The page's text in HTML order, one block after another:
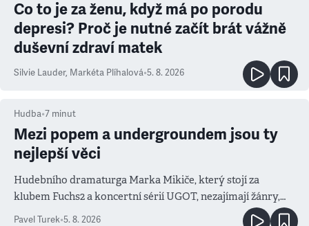
Co to je za ženu, když má po porodu
depresi? Proč je nutné začít brát vážně
duševní zdraví matek
Silvie Lauder, Markéta Plíhalová•5. 8. 2026
Hudba•7 minut
Mezi popem a undergroundem jsou ty
nejlepší věci
Hudebního dramaturga Marka Mikiče, který stojí za
klubem Fuchs2 a koncertní sérií UGOT, nezajímají žánry,
Pavel Turek•5. 8. 2026